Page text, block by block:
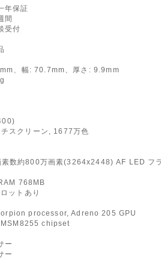
年保証
間
受付
、幅: 70.7mm、厚さ: 9.9mm
スクリーン, 1677万色
数約800万画素(3264x2448) AF LED フ
768MB
ットあり
processor, Adreno 205 GPU
chipset
ー
ー